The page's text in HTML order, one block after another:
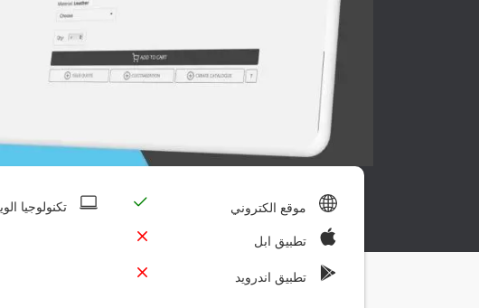
موقع الكتروني
تطبيق ابل
تطبيق اندرويد
تكنولوجيا